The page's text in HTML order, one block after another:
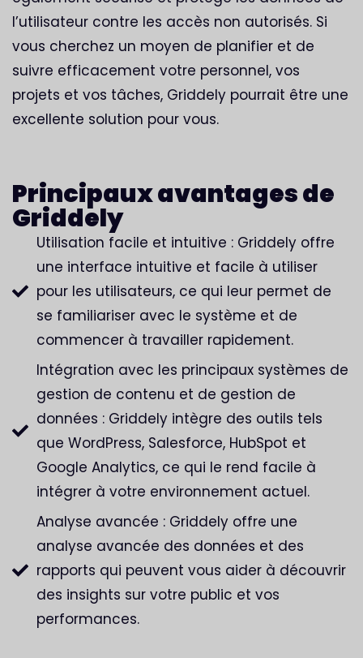
l’utilisateur contre les accès non autorisés. Si
vous cherchez un moyen de planifier et de
suivre efficacement votre personnel, vos
projets et vos tâches, Griddely pourrait être une
excellente solution pour vous.
Principaux avantages de
Griddely
Utilisation facile et intuitive : Griddely offre
une interface intuitive et facile à utiliser
pour les utilisateurs, ce qui leur permet de
se familiariser avec le système et de
commencer à travailler rapidement.
Intégration avec les principaux systèmes de
gestion de contenu et de gestion de
données : Griddely intègre des outils tels
que WordPress, Salesforce, HubSpot et
Google Analytics, ce qui le rend facile à
intégrer à votre environnement actuel.
Analyse avancée : Griddely offre une
analyse avancée des données et des
rapports qui peuvent vous aider à découvrir
des insights sur votre public et vos
performances.